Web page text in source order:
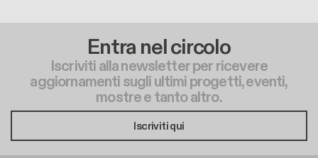
Entra nel circolo
Iscriviti alla newsletter per ricevere
aggiornamenti sugli ultimi progetti, eventi,
mostre e tanto altro.
Iscriviti qui